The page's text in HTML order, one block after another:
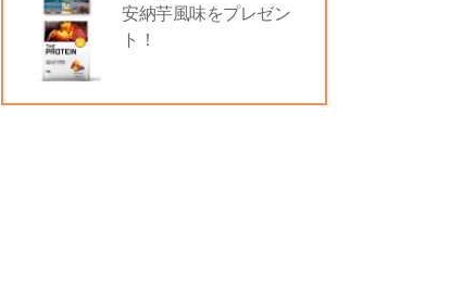
安納芋風味をプレゼン
ト！